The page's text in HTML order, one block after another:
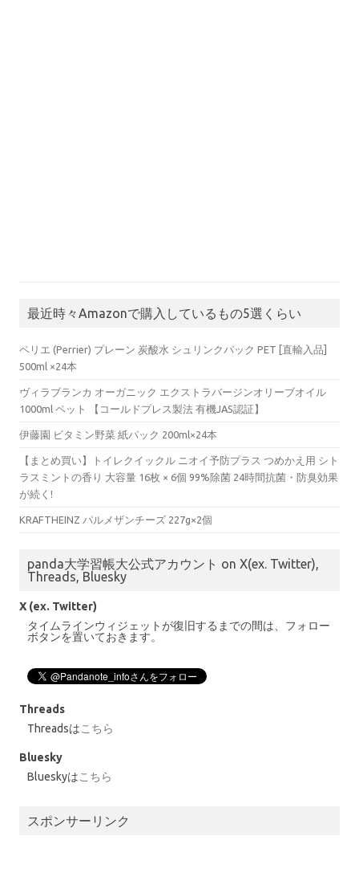
最近時々Amazonで購入しているもの5選くらい
ペリエ (Perrier) プレーン 炭酸水 シュリンクパック PET [直輸入品]
500ml ×24本
ヴィラブランカ オーガニック エクストラバージンオリーブオイル
1000ml ペット 【コールドプレス製法 有機JAS認証】
伊藤園 ビタミン野菜 紙パック 200ml×24本
【まとめ買い】トイレクイックル ニオイ予防プラス つめかえ用 シト
ラスミントの香り 大容量 16枚 × 6個 99%除菌 24時間抗菌・防臭効果
が続く!
KRAFTHEINZ パルメザンチーズ 227g×2個
panda大学習帳大公式アカウント on X(ex. Twitter),
Threads, Bluesky
X (ex. Twitter)
タイムラインウィジェットが復旧するまでの間は、フォロー
ボタンを置いておきます。
Threads
Threadsはこちら
Bluesky
Blueskyはこちら
スポンサーリンク